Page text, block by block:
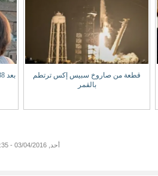
قطعة من صاروخ سبيس إكس ترتطم
بالقمر
أحد, 03/04/2016 - 20:35